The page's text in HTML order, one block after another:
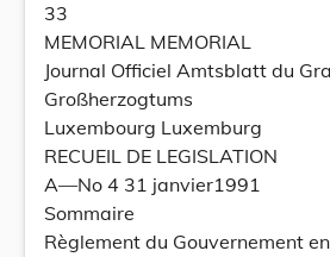
naturelles.
33
MEMORIAL MEMORIAL
Journal Officiel Amtsblatt du
Großherzogtums
Luxembourg Luxemburg
RECUEIL DE LEGISLATION
A—No 4 31 janvier1991
Sommaire
Règlement du Gouvernement